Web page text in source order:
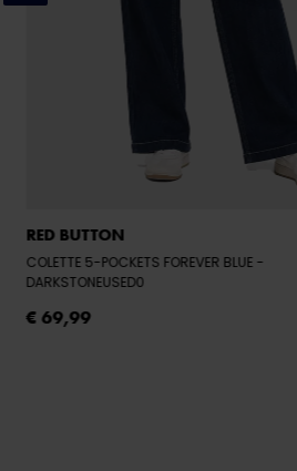
RED BUTTON
COLETTE 5-POCKETS FOREVER BLUE -
DARKSTONEUSED0
€ 69,99